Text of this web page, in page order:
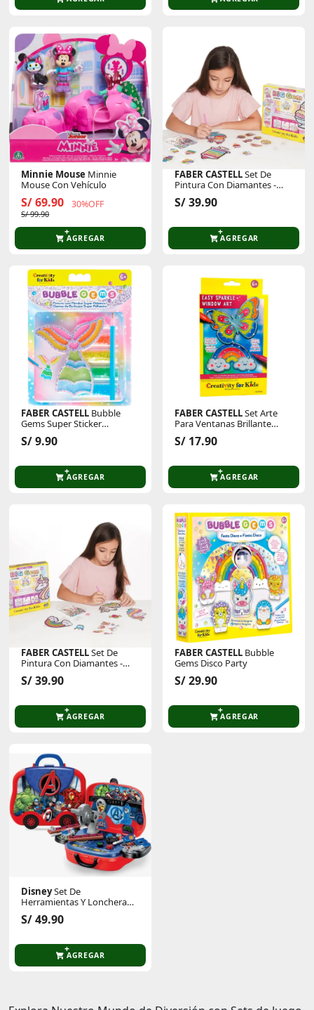
Minnie Mouse Minnie
Mouse Con Vehículo
S/ 69.90 30%OFF
S/ 99.90
AGREGAR
FABER CASTELLSet De
Pintura Con Diamantes -
Dulces 6245000
S/ 39.90
AGREGAR
FABER CASTELL Bubble
Gems Super Sticker
Mermaid
S/ 9.90
AGREGAR
FABER CASTELLSet Arte
Para Ventanas Brillante
6272000
S/ 17.90
AGREGAR
FABER CASTELLSet De
Pintura Con Diamantes -
S/ 39.90
AGREGAR
FABER CASTELL Bubble
Gems Disco Party
S/ 29.90
AGREGAR
DisneySet De
Herramientas Y Lonchera
Avengers
S/ 49.90
AGREGAR